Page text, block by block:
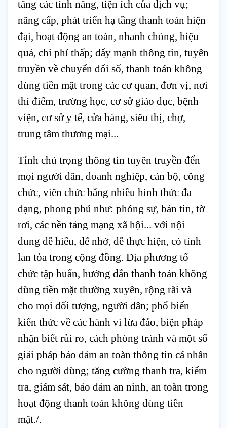
tăng các tính năng, tiện ích của dịch vụ;
nâng cấp, phát triển hạ tầng thanh toán hiện
đại, hoạt động an toàn, nhanh chóng, hiệu
quả, chi phí thấp; đẩy mạnh thông tin, tuyên
truyền về chuyển đổi số, thanh toán không
dùng tiền mặt trong các cơ quan, đơn vị, nơi
thí điểm, trường học, cơ sở giáo dục, bệnh
viện, cơ sở y tế, cửa hàng, siêu thị, chợ,
trung tâm thương mại...
Tỉnh chú trọng thông tin tuyên truyền đến
mọi người dân, doanh nghiệp, cán bộ, công
chức, viên chức bằng nhiều hình thức đa
dạng, phong phú như: phóng sự, bản tin, tờ
rơi, các nền tảng mạng xã hội... với nội
dung dễ hiểu, dễ nhớ, dễ thực hiện, có tính
lan tỏa trong cộng đồng. Địa phương tổ
chức tập huấn, hướng dẫn thanh toán không
dùng tiền mặt thường xuyên, rộng rãi và
cho mọi đối tượng, người dân; phổ biến
kiến thức về các hành vi lừa đảo, biện pháp
nhận biết rủi ro, cách phòng tránh và một số
giải pháp bảo đảm an toàn thông tin cá nhân
cho người dùng; tăng cường thanh tra, kiểm
tra, giám sát, bảo đảm an ninh, an toàn trong
hoạt động thanh toán không dùng tiền
mặt./.